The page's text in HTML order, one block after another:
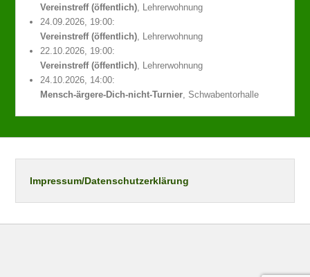
Vereinstreff (öffentlich) , Lehrerwohnung
24.09.2026, 19:00:
Vereinstreff (öffentlich) , Lehrerwohnung
22.10.2026, 19:00:
Vereinstreff (öffentlich) , Lehrerwohnung
24.10.2026, 14:00:
Mensch-ärgere-Dich-nicht-Turnier , Schwabentorhalle
Impressum/Datenschutzerklärung